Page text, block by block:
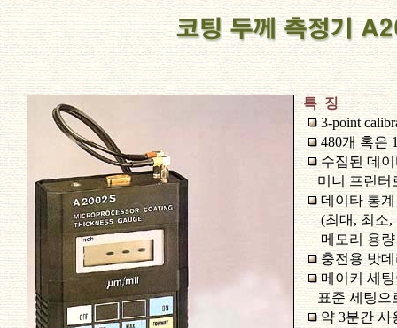
특 징
3-point
480개 혹은
수집된 데
미니 프린터
데이타 통
(최대, 최소,
메모리 용량
충전용 밧
메이커 세
표준 세팅으
약 3분간 사